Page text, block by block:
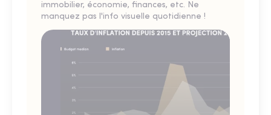
immobilier, économie, finances, etc. Ne
manquez pas l'info visuelle quotidienne !